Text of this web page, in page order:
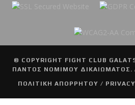
© COPYRIGHT FIGHT CLUB
ΠΑΝΤΟΣ ΝΟΜΙΜΟΥ ΔΙΚΑΙΩΜΑΤΟΣ.
ΠΟΛΙΤΙΚΗ ΑΠΟΡΡΗΤΟΥ / PRIVACY